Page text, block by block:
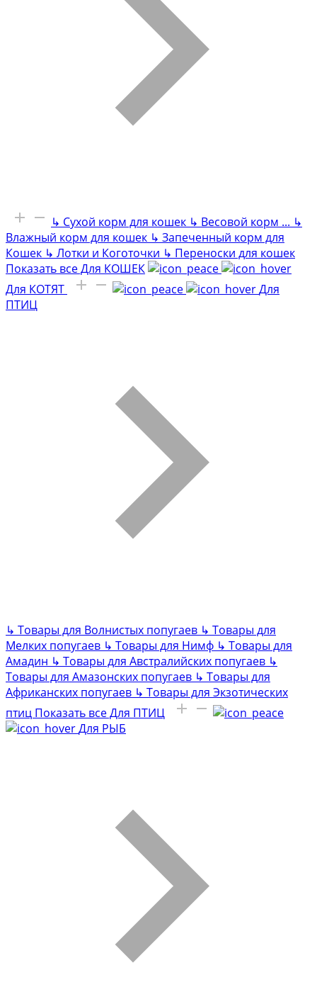
↳ Сухой корм для кошек ↳ Весовой корм ... ↳
Влажный корм для кошек ↳ Запеченный корм для
Кошек ↳ Лотки и Коготочки ↳ Переноски для кошек
Показать все Для КОШЕК
Для КОТЯТ
Для
ПТИЦ
↳ Товары для Волнистых попугаев ↳ Товары для
Мелких попугаев ↳ Товары для Нимф ↳ Товары для
Амадин ↳ Товары для Австралийских попугаев ↳
Товары для Амазонских попугаев ↳ Товары для
Африканских попугаев ↳ Товары для Экзотических
птиц Показать все Для ПТИЦ
Для РЫБ